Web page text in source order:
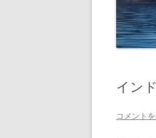
イン
コメント